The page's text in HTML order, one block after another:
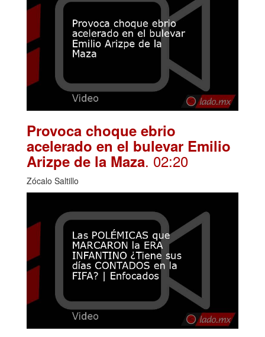
Provoca choque ebrio
acelerado en el bulevar Emilio
Arizpe de la Maza. 02:20
Zócalo Saltillo